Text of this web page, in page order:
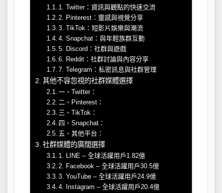
1. Twitter：資訊與觀點的快速交流
2. Pinterest：靈感與視覺分享
3. TikTok：短影片娛樂與潮流
4. Snapchat：與年輕族群互動
5. Discord：社群與遊戲
6. Reddit：社群討論與內容分享
7. Telegram：私密訊息與社群管理
其他不容忽視的社群媒體選擇
一、Twitter：
二、Pinterest：
三、TikTok：
四、Snapchat：
五、其他平台：
社群媒體的廣闊選擇
1. LINE – 全球活躍用戶1.82億
2. Facebook – 全球活躍用戶30.5億
3. YouTube – 全球活躍用戶24.9億
4. Instagram – 全球活躍用戶20.4億